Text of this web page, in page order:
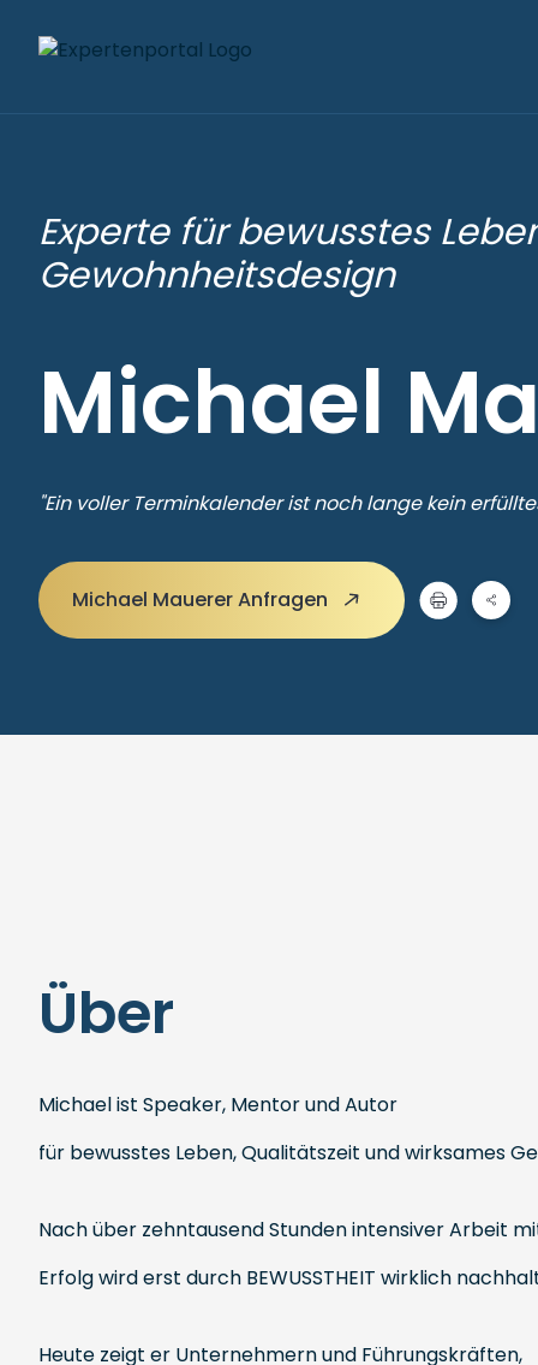
Experte für bewusstes
Gewohnheitsdesign
Michael
"Ein voller Terminkalender ist noch lange kein
Michael Mauerer Anfragen
Über
Michael ist Speaker, Mentor und Autor
für bewusstes Leben, Qualitätszeit und wirksames
Nach über zehntausend Stunden intensiver Arbeit
Erfolg wird erst durch BEWUSSTHEIT wirklich
Heute zeigt er Unternehmern und Führungskräften,